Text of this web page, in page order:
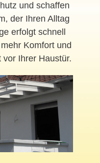
und schaffen
der Ihren Alltag
erfolgt schnell
Komfort und
Ihrer Haustür.